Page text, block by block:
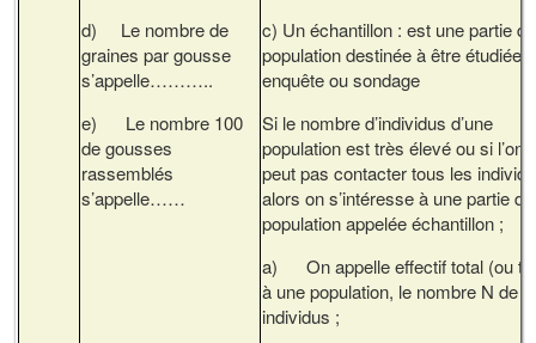
d) Le nombre de
graines par gousse
s’appelle………..
e) Le nombre 100
de gousses
rassemblés
s’appelle……
c) Un échantillon : est une partie
population destinée à être étudiée
enquête ou sondage
Si le nombre d’individus d’une
population est très élevé ou si l’on
peut pas contacter tous les
alors on s’intéresse à une partie
population appelée échantillon ;
a) On appelle effectif total (ou
à une population, le nombre N de
individus ;